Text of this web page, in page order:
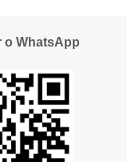
o WhatsApp